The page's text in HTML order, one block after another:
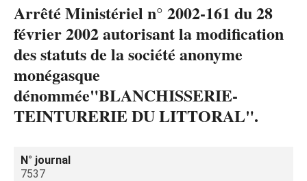
Arrêté Ministériel n° 2002-161 du 28
février 2002 autorisant la modification
des statuts de la société anonyme
monégasque
dénommée"BLANCHISSERIE-
TEINTURERIE DU LITTORAL".
N° journal
7537